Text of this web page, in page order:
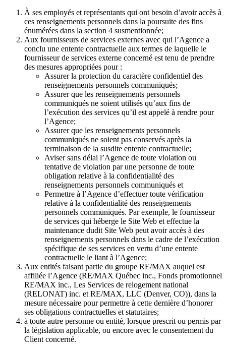
À ses employés et représentants qui ont besoin d’avoir accès à
ces renseignements personnels dans la poursuite des fins
énumérées dans la section 4 susmentionnée;
Aux fournisseurs de services externes avec qui l’Agence a
conclu une entente contractuelle aux termes de laquelle le
fournisseur de services externe concerné est tenu de prendre
des mesures appropriées pour :
Assurer la protection du caractère confidentiel des
renseignements personnels communiqués;
Assurer que les renseignements personnels
communiqués ne soient utilisés qu’aux fins de
l’exécution des services qu’il est appelé à rendre pour
l’Agence;
Assurer que les renseignements personnels
communiqués ne soient pas conservés après la
terminaison de la susdite entente contractuelle;
Aviser sans délai l’Agence de toute violation ou
tentative de violation par une personne de toute
obligation relative à la confidentialité des
renseignements personnels communiqués et
Permettre à l’Agence d’effectuer toute vérification
relative à la confidentialité des renseignements
personnels communiqués. Par exemple, le fournisseur
de services qui héberge le Site Web et effectue la
maintenance dudit Site Web peut avoir accès à des
renseignements personnels dans le cadre de l’exécution
spécifique de ses services en vertu d’une entente
contractuelle le liant à l’Agence;
Aux entités faisant partie du groupe RE/MAX auquel est
affiliée l’Agence (RE/MAX Québec inc., Fonds promotionnel
RE/MAX inc., Les Services de relogement national
(RELONAT) inc. et RE/MAX, LLC (Denver, CO)), dans la
mesure nécessaire pour permettre à cette dernière d’honorer
ses obligations contractuelles et statutaires;
à toute autre personne ou entité, lorsque prescrit ou permis par
la législation applicable, ou encore avec le consentement du
Client concerné.